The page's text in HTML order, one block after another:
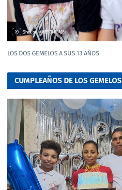
LOS DOS GEMELOS A SUS 13 AÑOS
CUMPLEAÑOS DE LOS GEMELOS